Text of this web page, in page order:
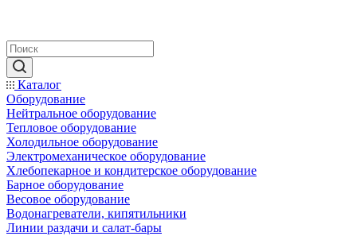
Каталог
Оборудование
Нейтральное оборудование
Тепловое оборудование
Холодильное оборудование
Электромеханическое оборудование
Хлебопекарное и кондитерское оборудование
Барное оборудование
Весовое оборудование
Водонагреватели, кипятильники
Линии раздачи и салат-бары